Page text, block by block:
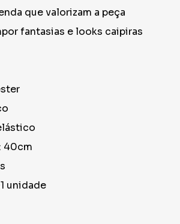
que valorizam a peça
fantasias e looks caipiras
40cm
unidade